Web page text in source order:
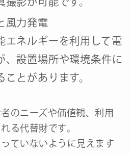
風力発電
エネルギーを利用して電
、設置場所や環境条件に
とがあります。
のニーズや価値観、利用
る代替財です。
ていないように見えます